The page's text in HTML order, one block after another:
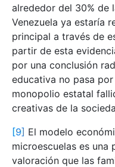
alrededor del 30% de
Venezuela ya estaría
principal a través de
partir de esta
por una conclusión
educativa no pasa
monopolio estatal
creativas de la
[9] El modelo
microescuelas es una
valoración que las